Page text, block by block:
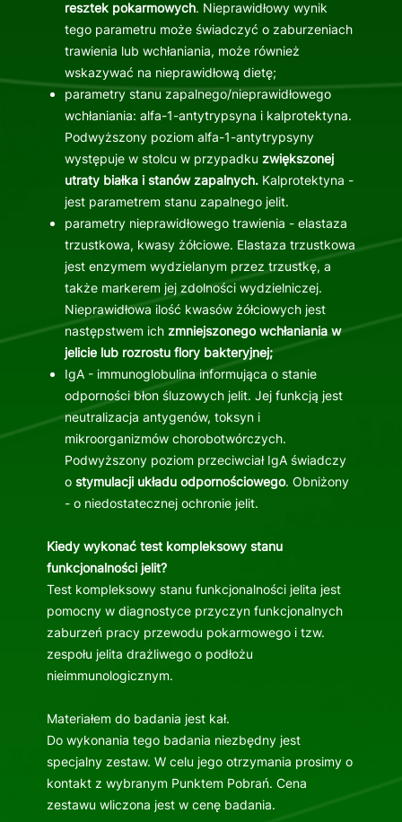
resztek pokarmowych. Nieprawidłowy wynik
tego parametru może świadczyć o zaburzeniach
trawienia lub wchłaniania, może również
wskazywać na nieprawidłową dietę;
parametry stanu zapalnego/nieprawidłowego
wchłaniania: alfa-1-antytrypsyna i kalprotektyna.
Podwyższony poziom alfa-1-antytrypsyny
występuje w stolcu w przypadku zwiększonej
utraty białka i stanów zapalnych.Kalprotektyna -
jest parametrem stanu zapalnego jelit.
parametry nieprawidłowego trawienia - elastaza
trzustkowa, kwasy żółciowe. Elastaza trzustkowa
jest enzymem wydzielanym przez trzustkę, a
także markerem jej zdolności wydzielniczej.
Nieprawidłowa ilość kwasów żółciowych jest
następstwem ich zmniejszonego wchłaniania w
jelicie lub rozrostu flory bakteryjnej;
IgA - immunoglobulina informująca o stanie
odporności błon śluzowych jelit. Jej funkcją jest
neutralizacja antygenów, toksyn i
mikroorganizmów chorobotwórczych.
Podwyższony poziom przeciwciał IgA świadczy
o stymulacji układu odpornościowego. Obniżony
- o niedostatecznej ochronie jelit.
Kiedy wykonać test kompleksowy stanu
funkcjonalności jelit?
Test kompleksowy stanu funkcjonalności jelita jest
pomocny w diagnostyce przyczyn funkcjonalnych
zaburzeń pracy przewodu pokarmowego i tzw.
zespołu jelita drażliwego o podłożu
nieimmunologicznym.
Materiałem do badania jest kał.
Do wykonania tego badania niezbędny jest
specjalny zestaw. W celu jego otrzymania prosimy o
kontakt z wybranym Punktem Pobrań. Cena
zestawu wliczona jest w cenę badania.